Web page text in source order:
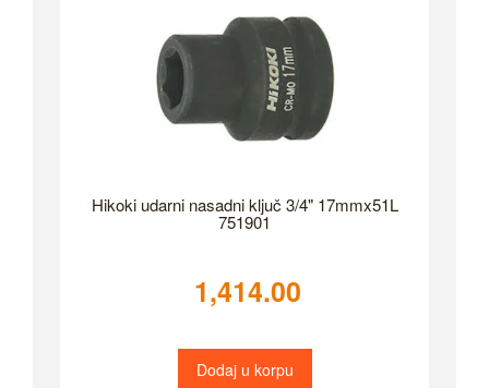
Hikoki udarni nasadni ključ 3/4" 17mmx51L
751901
1,414.00
Dodaj u korpu